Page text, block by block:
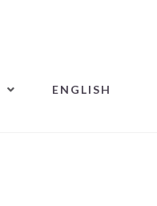
ENGLISH